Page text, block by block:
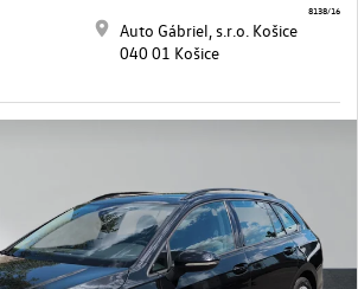
Auto Gábriel, s.r.o. Košice
040 01 Košice
8138/16